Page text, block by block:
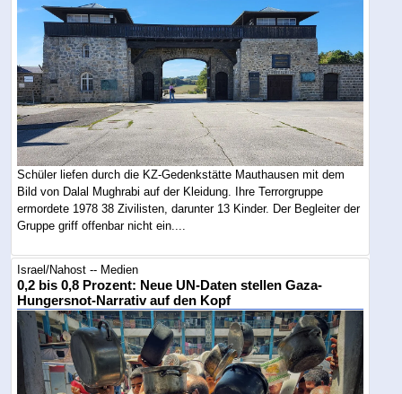
Schüler liefen durch die KZ-Gedenkstätte Mauthausen mit dem
Bild von Dalal Mughrabi auf der Kleidung. Ihre Terrorgruppe
ermordete 1978 38 Zivilisten, darunter 13 Kinder. Der Begleiter der
Gruppe griff offenbar nicht ein....
Israel/Nahost -- Medien
0,2 bis 0,8 Prozent: Neue UN-Daten stellen Gaza-
Hungersnot-Narrativ auf den Kopf